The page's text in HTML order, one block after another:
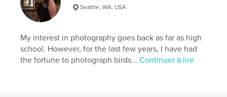
Seattle, WA, USA
My interest in photography goes back as far as high
school. However, for the last few years, I have had
the fortune to photograph birds...Continuer à lire